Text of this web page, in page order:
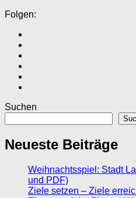
Folgen:
Suchen
Neueste Beiträge
Weihnachtsspiel: Stadt
und PDF)
Ziele setzen – Ziele